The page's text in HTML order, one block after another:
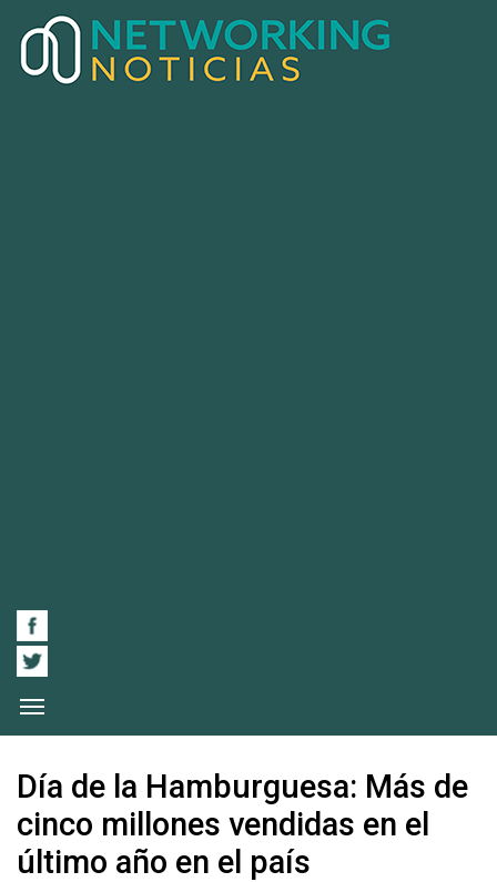
Día de la Hamburguesa: Más de
cinco millones vendidas en el
último año en el país